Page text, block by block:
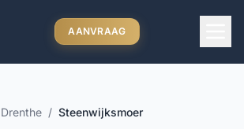
AANVRAAG
/ Steenwijksmoer